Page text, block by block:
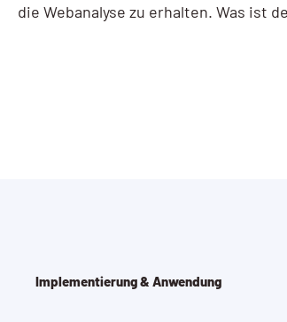
die Webanalyse zu erhalten. Was ist
Implementierung & Anwendung